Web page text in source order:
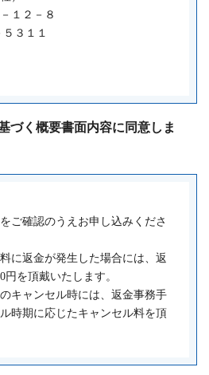
校舎で所定の指導時間内に1人の
て授業形式で指導するものとし
師が1人又は2人又は3人迄の生
学習指導の開始日とは、本科登
されている限り、現実の受講の
ます。
・入学申込書(契約書)記載の場所
ます。但し、やむをえない事情
意の上、他の場所に移動するこ
１２－８
３１１
を対象とした学習指導
販売価格）そのほか支払わなけ
時期、方法
入金を弊社の指定口座へお振込
す。２回目以降の納入は口座振
。
（契約書）記載の期間となりま
関する事項
づく概要書面内容に同意しま
ご確認のうえお申し込みくださ
に返金が発生した場合には、返
を頂戴いたします。
キャンセル時には、返金事務手
時期に応じたキャンセル料を頂